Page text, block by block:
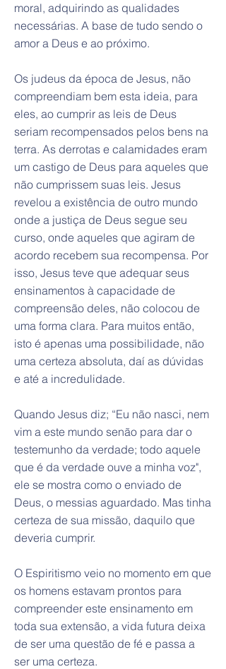
moral, adquirindo as qualidades
necessárias. A base de tudo sendo o
amor a Deus e ao próximo.
Os judeus da época de Jesus, não
compreendiam bem esta ideia, para
eles, ao cumprir as leis de Deus
seriam recompensados pelos bens na
terra. As derrotas e calamidades eram
um castigo de Deus para aqueles que
não cumprissem suas leis. Jesus
revelou a existência de outro mundo
onde a justiça de Deus segue seu
curso, onde aqueles que agiram de
acordo recebem sua recompensa. Por
isso, Jesus teve que adequar seus
ensinamentos à capacidade de
compreensão deles, não colocou de
uma forma clara. Para muitos então,
isto é apenas uma possibilidade, não
uma certeza absoluta, daí as dúvidas
e até a incredulidade.
Quando Jesus diz; “Eu não nasci, nem
vim a este mundo senão para dar o
testemunho da verdade; todo aquele
que é da verdade ouve a minha voz",
ele se mostra como o enviado de
Deus, o messias aguardado. Mas tinha
certeza de sua missão, daquilo que
deveria cumprir.
O Espiritismo veio no momento em que
os homens estavam prontos para
compreender este ensinamento em
toda sua extensão, a vida futura deixa
de ser uma questão de fé e passa a
ser uma certeza.